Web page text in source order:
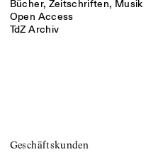
Bücher, Zeitschriften, Musik
Open Access
TdZ Archiv
Geschäftskunden